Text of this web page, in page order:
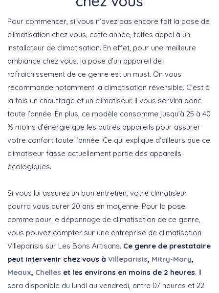
Pour commencer, si vous n’avez pas encore fait la pose de
climatisation chez vous, cette année, faites appel à un
installateur de climatisation. En effet, pour une meilleure
ambiance chez vous, la pose d’un appareil de
rafraichissement de ce genre est un must. On vous
recommande notamment la climatisation réversible. C’est à
la fois un chauffage et un climatiseur. Il vous servira donc
toute l’année. En plus, ce modèle consomme jusqu’à 25 à 40
% moins d’énergie que les autres appareils pour assurer
votre confort toute l’année. Ce qui explique d’ailleurs que ce
climatiseur fasse actuellement partie des appareils
écologiques.
Si vous lui assurez un bon entretien, votre climatiseur
pourra vous durer 20 ans en moyenne. Pour la pose
comme pour le dépannage de climatisation de ce genre,
vous pouvez compter sur une entreprise de climatisation
Villeparisis sur Les Bons Artisans. Ce genre de prestataire
peut intervenir chez vous à Villeparisis, Mitry-Mory,
Meaux, Chelles et les environs en moins de 2 heures. Il
sera disponible du lundi au vendredi, entre 07 heures et 22